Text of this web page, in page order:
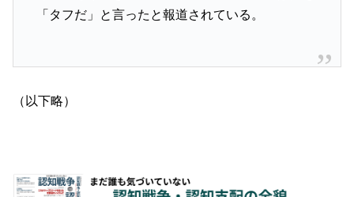
「タフだ」と言ったと報道されている。
（以下略）